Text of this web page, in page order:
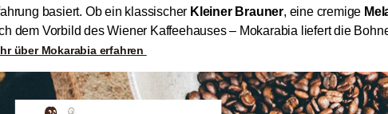
basiert. Ob ein klassischer Kleiner Brauner, eine cremige
dem Vorbild des Wiener Kaffeehauses – Mokarabia liefert die
über Mokarabia erfahren